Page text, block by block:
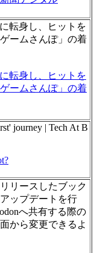
転身し、ヒットを
ームさんぽ」の着
転身し、ヒットを
ームさんぽ」の着
journey | Tech At B
リースしたブック
ップデートを行
へ共有する際の
から変更できるよ